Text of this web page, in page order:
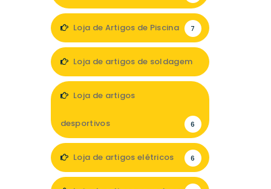
Loja de Artigos de Piscina 7
Loja de artigos de soldagem
Loja de artigos
desportivos 6
Loja de artigos elétricos 6